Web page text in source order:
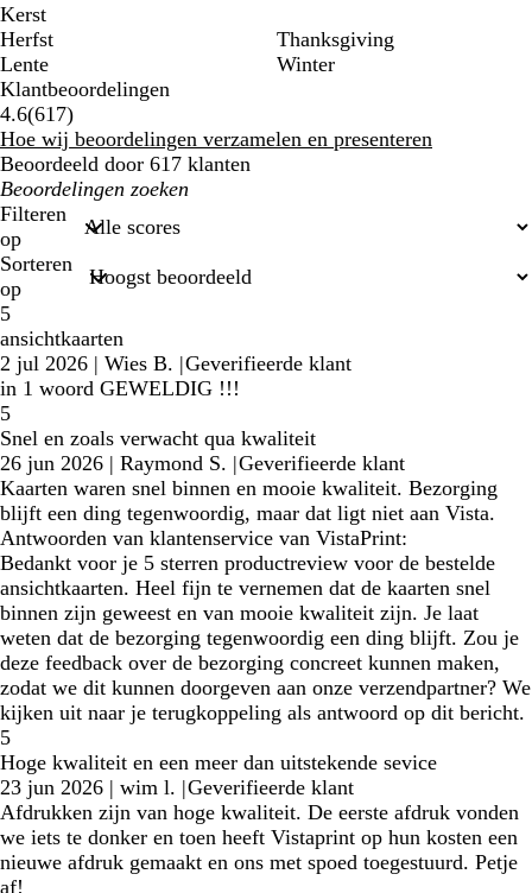
Kerst
Herfst
Lente
Thanksgiving
Winter
Klantbeoordelingen
4.6(617617
klantbeoordelingen
)
Hoe wij beoordelingen verzamelen en presenteren
Beoordeeld door 617 klanten
Mijn
zoekopdrachten
Filteren
op
Sorteren
op
5
ansichtkaarten
2 jul 2026 | Wies B. |Geverifieerde klant
in 1 woord GEWELDIG !!!
5
Snel en zoals verwacht qua kwaliteit
26 jun 2026 | Raymond S. |Geverifieerde klant
Kaarten waren snel binnen en mooie kwaliteit. Bezorging
blijft een ding tegenwoordig, maar dat ligt niet aan Vista.
Antwoorden van klantenservice van VistaPrint:
Bedankt voor je 5 sterren productreview voor de bestelde
ansichtkaarten. Heel fijn te vernemen dat de kaarten snel
binnen zijn geweest en van mooie kwaliteit zijn. Je laat
weten dat de bezorging tegenwoordig een ding blijft. Zou je
deze feedback over de bezorging concreet kunnen maken,
zodat we dit kunnen doorgeven aan onze verzendpartner? We
kijken uit naar je terugkoppeling als antwoord op dit bericht.
5
Hoge kwaliteit en een meer dan uitstekende sevice
23 jun 2026 | wim l. |Geverifieerde klant
Afdrukken zijn van hoge kwaliteit. De eerste afdruk vonden
we iets te donker en toen heeft Vistaprint op hun kosten een
nieuwe afdruk gemaakt en ons met spoed toegestuurd. Petje
af!